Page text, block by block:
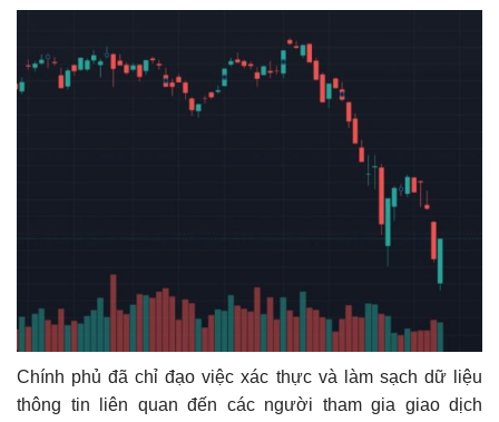
Chính phủ đã chỉ đạo việc xác thực và làm sạch dữ liệu
thông tin liên quan đến các người tham gia giao dịch